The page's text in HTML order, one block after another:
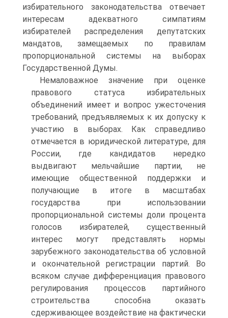
избирательного законодательства отвечает
интересам адекватного симпатиям
избирателей распределения депутатских
мандатов, замещаемых по правилам
пропорциональной системы на выборах
Государственной Думы.
Немаловажное значение при оценке
правового статуса избирательных
объединений имеет и вопрос ужесточения
требований, предъявляемых к их допуску к
участию в выборах. Как справедливо
отмечается в юридической литературе, для
России, где кандидатов нередко
выдвигают мельчайшие партии, не
имеющие общественной поддержки и
получающие в итоге в масштабах
государства при использовании
пропорциональной системы доли процента
голосов избирателей, существенный
интерес могут представлять нормы
зарубежного законодательства об условной
и окончательной регистрации партий. Во
всяком случае дифференциация правового
регулирования процессов партийного
строительства способна оказать
сдерживающее воздействие на фактически